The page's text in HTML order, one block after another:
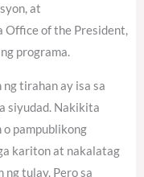
at
Office of the President,
programa.
tirahan ay isa sa
siyudad. Nakikita
o pampublikong
kariton at nakalatag
ng tulay. Pero sa